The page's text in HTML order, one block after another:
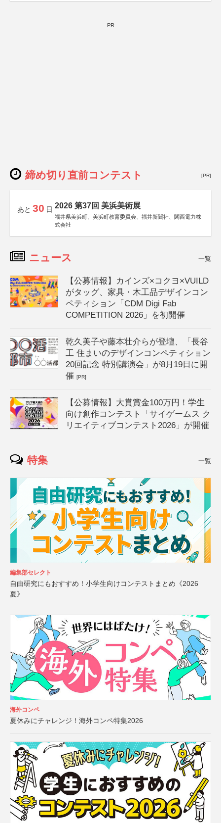
PR
締め切り直前コンテスト [PR]
あと 30 日 2026 第37回 美浜美術展
福井県美浜町、美浜町教育委員会、福井新聞社、関西電力株
式会社
ニュース 一覧
【公募情報】カインズ×コクヨ×VUILD
がタッグ、家具・木工品デザインコン
ペティション「CDM Digi Fab
COMPETITION 2026」を初開催
乾久美子や藤本壮介らが登壇、「長谷
工 住まいのデザインコンペティション
20回記念 特別講演会」が8月19日に開
催[PR]
【公募情報】大賞賞金100万円！学生
向け創作コンテスト「サイゲームス ク
リエイティブコンテスト2026」が開催
特集 一覧
編集部セレクト
自由研究にもおすすめ！小学生向けコンテストまとめ《2026
夏》
海外コンペ
夏休みにチャレンジ！海外コンペ特集2026